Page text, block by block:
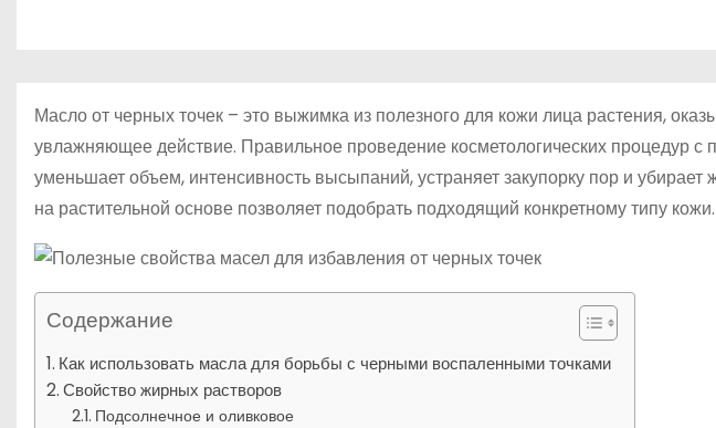
Масло от черных точек – это выжимка из полезного для кожи лица растения,
увлажняющее действие. Правильное проведение косметологических процедур
уменьшает объем, интенсивность высыпаний, устраняет закупорку пор и
на растительной основе позволяет подобрать подходящий конкретному типу кожи.
Содержание
Как использовать масла для борьбы с черными воспаленными точками
Свойство жирных растворов
Подсолнечное и оливковое